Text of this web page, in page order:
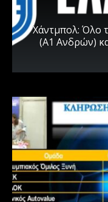
Χάντμπολ: Όλο
(Α1 Ανδρών)